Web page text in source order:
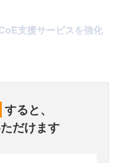
支援サービスを強化
すると、
だけます